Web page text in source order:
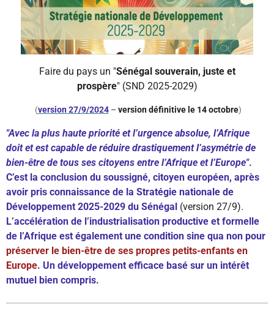
Faire du pays un "Sénégal souverain, juste et
prospère" (SND 2025-2029)
(version 27/9/2024– version définitive le 14 octobre)
"Avec la plus haute priorité et l’urgence absolue, l’Afrique
doit et est capable de réduire drastiquement l’asymétrie de
bien-être de tous ses citoyens entre l’Afrique et l’Europe".
C’est la conclusion du soussigné, citoyen européen, après
avoir pris connaissance de la Stratégie nationale de
Développement 2025-2029 du Sénégal (version 27/9).
L’accélération de l’industrialisation productive et formelle
de l’Afrique est également une condition sine qua non pour
préserver le bien-être de ses propres petits-enfants en
Europe. Un développement efficace basé sur un intérêt
mutuel bien compris.